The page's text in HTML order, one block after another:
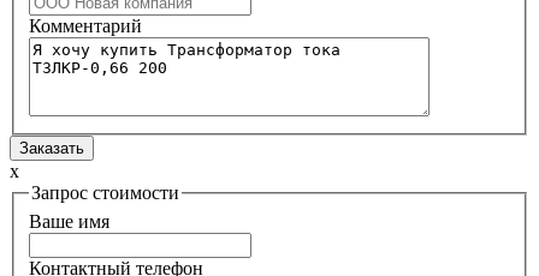
Комментарий
x
Запрос стоимости
Ваше имя
Контактный телефон